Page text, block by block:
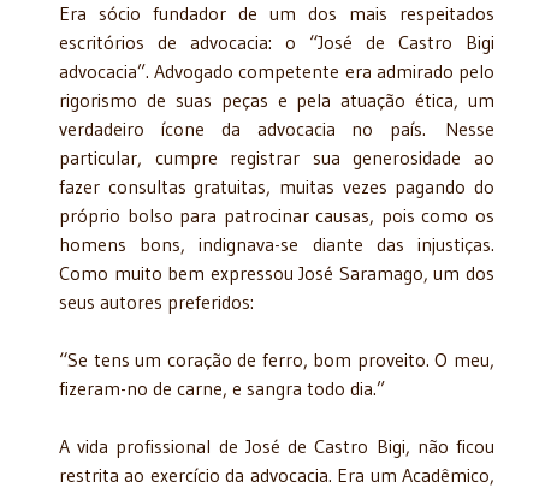
Era sócio fundador de um dos mais respeitados
escritórios de advocacia: o “José de Castro Bigi
advocacia”. Advogado competente era admirado pelo
rigorismo de suas peças e pela atuação ética, um
verdadeiro ícone da advocacia no país. Nesse
particular, cumpre registrar sua generosidade ao
fazer consultas gratuitas, muitas vezes pagando do
próprio bolso para patrocinar causas, pois como os
homens bons, indignava-se diante das injustiças.
Como muito bem expressou José Saramago, um dos
seus autores preferidos:
“Se tens um coração de ferro, bom proveito. O meu,
fizeram-no de carne, e sangra todo dia.”
A vida profissional de José de Castro Bigi, não ficou
restrita ao exercício da advocacia. Era um Acadêmico,